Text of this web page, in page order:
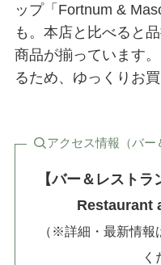
ップ「Fortnum &
も。本店と比べると
商品が揃っています
るため、ゆっくりお
アクセス情報（バー
【バー＆レスト
Restaurant
（※詳細・最新情報
く